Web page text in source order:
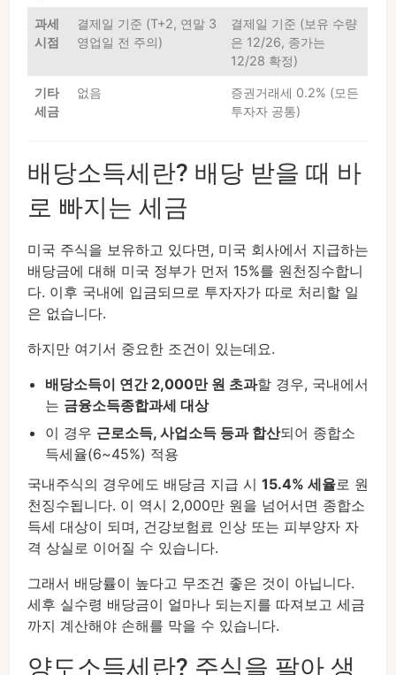
과세
시점
결제일 기준 (T+2, 연말 3
영업일 전 주의)
결제일 기준 (보유 수량
은 12/26, 종가는
12/28 확정)
기타
세금
없음
증권거래세 0.2% (모든
투자자 공통)
배당소득세란? 배당 받을 때 바
로 빠지는 세금
미국 주식을 보유하고 있다면, 미국 회사에서 지급하는
배당금에 대해 미국 정부가 먼저 15%를 원천징수합니
다. 이후 국내에 입금되므로 투자자가 따로 처리할 일
은 없습니다.
하지만 여기서 중요한 조건이 있는데요.
배당소득이 연간 2,000만 원 초과할 경우, 국내에서
는 금융소득종합과세 대상
이 경우 근로소득, 사업소득 등과 합산되어 종합소
득세율(6~45%) 적용
국내주식의 경우에도 배당금 지급 시 15.4% 세율로 원
천징수됩니다. 이 역시 2,000만 원을 넘어서면 종합소
득세 대상이 되며, 건강보험료 인상 또는 피부양자 자
격 상실로 이어질 수 있습니다.
그래서 배당률이 높다고 무조건 좋은 것이 아닙니다.
세후 실수령 배당금이 얼마나 되는지를 따져보고 세금
까지 계산해야 손해를 막을 수 있습니다.
양도소득세란? 주식을 팔아 생